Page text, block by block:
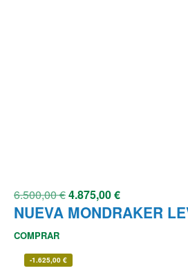
6.500,00€4.875,00€
NUEVA MONDRAKER
COMPRAR
-1.625,00 €